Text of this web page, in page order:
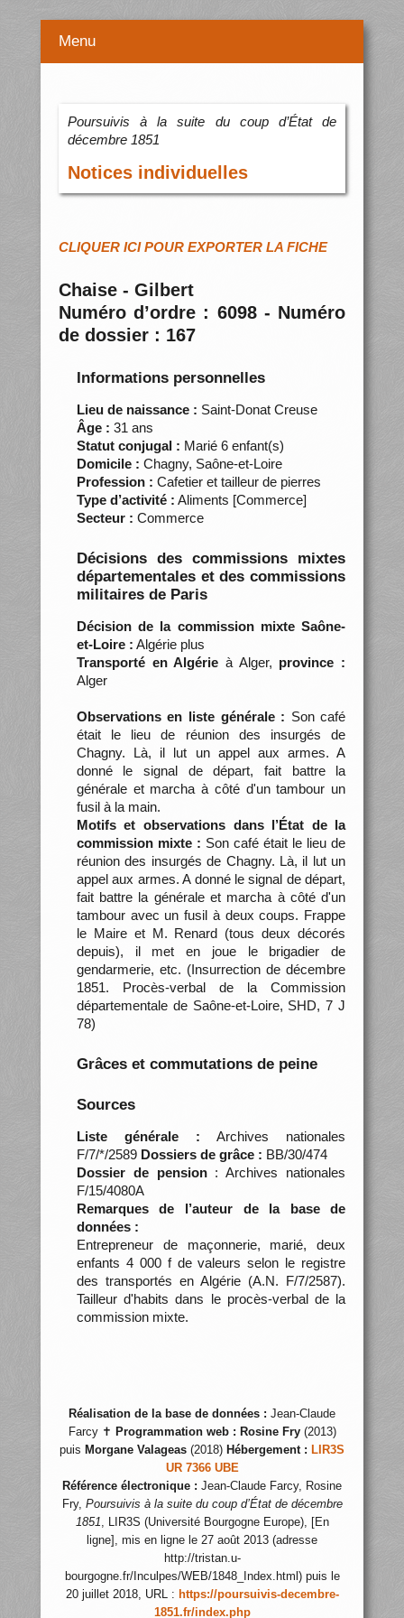
Menu
Poursuivis à la suite du coup d’État de
décembre 1851
Notices individuelles
CLIQUER ICI POUR EXPORTER LA FICHE
Chaise - Gilbert
Numéro d’ordre : 6098 - Numéro
de dossier : 167
Informations personnelles
Lieu de naissance : Saint-Donat Creuse
Âge : 31 ans
Statut conjugal : Marié 6 enfant(s)
Domicile : Chagny, Saône-et-Loire
Profession : Cafetier et tailleur de pierres
Type d’activité : Aliments [Commerce]
Secteur : Commerce
Décisions des commissions mixtes
départementales et des commissions
militaires de Paris
Décision de la commission mixte Saône-
et-Loire : Algérie plus
Transporté en Algérie à Alger, province :
Alger
Observations en liste générale : Son café
était le lieu de réunion des insurgés de
Chagny. Là, il lut un appel aux armes. A
donné le signal de départ, fait battre la
générale et marcha à côté d'un tambour un
fusil à la main.
Motifs et observations dans l’État de la
commission mixte : Son café était le lieu de
réunion des insurgés de Chagny. Là, il lut un
appel aux armes. A donné le signal de départ,
fait battre la générale et marcha à côté d'un
tambour avec un fusil à deux coups. Frappe
le Maire et M. Renard (tous deux décorés
depuis), il met en joue le brigadier de
gendarmerie, etc. (Insurrection de décembre
1851. Procès-verbal de la Commission
départementale de Saône-et-Loire, SHD, 7 J
78)
Grâces et commutations de peine
Sources
Liste générale : Archives nationales
F/7/*/2589 Dossiers de grâce : BB/30/474
Dossier de pension: Archives nationales
F/15/4080A
Remarques de l’auteur de la base de
données :
Entrepreneur de maçonnerie, marié, deux
enfants 4 000 f de valeurs selon le registre
des transportés en Algérie (A.N. F/7/2587).
Tailleur d'habits dans le procès-verbal de la
commission mixte.
Réalisation de la base de données : Jean-Claude
Farcy ✝ Programmation web : Rosine Fry(2013)
puis Morgane Valageas (2018) Hébergement : LIR3S
UR 7366 UBE
Référence électronique : Jean-Claude Farcy, Rosine
Fry, Poursuivis à la suite du coup d’État de décembre
1851, LIR3S (Université Bourgogne Europe), [En
ligne], mis en ligne le 27 août 2013 (adresse
http://tristan.u-
bourgogne.fr/Inculpes/WEB/1848_Index.html) puis le
20 juillet 2018, URL : https://poursuivis-decembre-
1851.fr/index.php